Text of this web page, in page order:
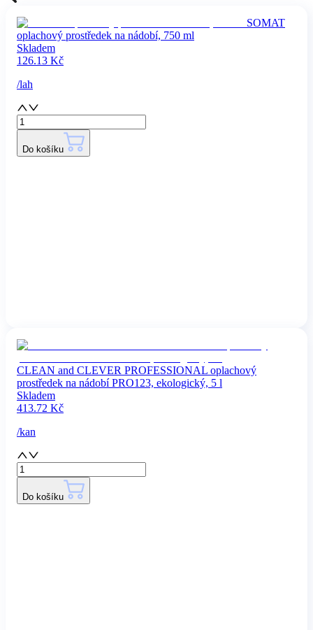
SOMAT
oplachový prostředek na nádobí, 750 ml
Skladem
126.13 Kč
/lah
Do košíku
CLEAN and CLEVER PROFESSIONAL oplachový
prostředek na nádobí PRO123, ekologický, 5 l
Skladem
413.72 Kč
/kan
Do košíku